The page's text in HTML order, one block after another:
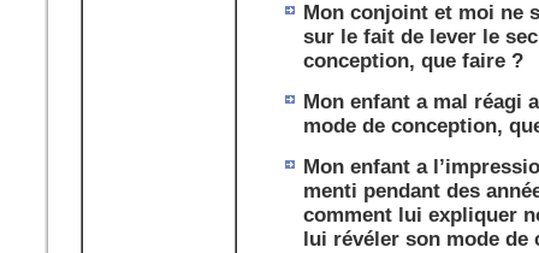
Mon conjoint et moi ne
sur le fait de lever le
conception, que faire ?
Mon enfant a mal réagi
mode de conception,
Mon enfant a
menti pendant des
comment lui expliquer
lui révéler son mode de